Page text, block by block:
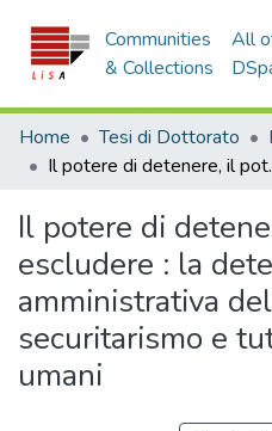
Communities
& Collections
All
Home Tesi di Dottorato
Il potere di detenere, il
Il potere di
escludere : la
amministrativa
securitarismo e
umani